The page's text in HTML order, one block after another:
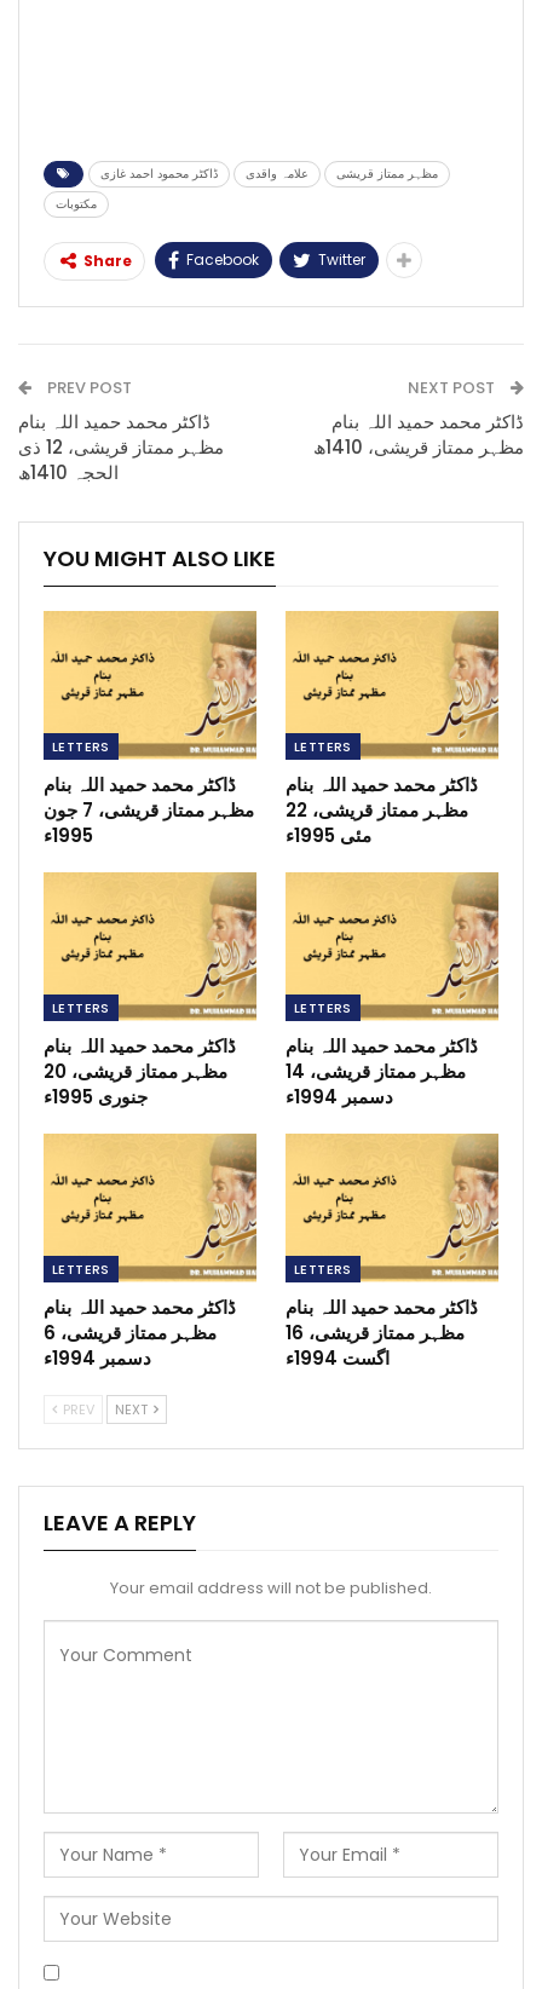
ڈاکٹر محمود احمد غازی علامہ واقدی
مظہر ممتاز قریشی
مکتوبات
Share Facebook Twitter
PREV POST
ڈاکٹر محمد حمید اللہ بنام
مظہر ممتاز قریشی، 12 ذی
الحجہ 1410ھ
NEXT POST
ڈاکٹر محمد حمید اللہ بنام
مظہر ممتاز قریشی، 1410ھ
YOU MIGHT ALSO LIKE
LETTERS
ڈاکٹر محمد حمید اللہ بنام
مظہر ممتاز قریشی، 7 جون
1995ء
LETTERS
ڈاکٹر محمد حمید اللہ بنام
مظہر ممتاز قریشی، 22
مئی 1995ء
LETTERS
ڈاکٹر محمد حمید اللہ بنام
مظہر ممتاز قریشی، 20
جنوری 1995ء
LETTERS
ڈاکٹر محمد حمید اللہ بنام
مظہر ممتاز قریشی، 14
دسمبر 1994ء
LETTERS
ڈاکٹر محمد حمید اللہ بنام
مظہر ممتاز قریشی، 6
دسمبر 1994ء
LETTERS
ڈاکٹر محمد حمید اللہ بنام
مظہر ممتاز قریشی، 16
اگست 1994ء
PREV NEXT
LEAVE A REPLY
Your email address will not be published.